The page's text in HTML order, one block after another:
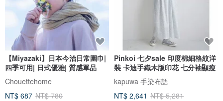
【Miyazaki】日本今治日常圍巾|
四季可用| 日式優雅| 質感單品
Chouettehome
NT$ 687 NT$ 780
Pinkoi 七夕sale 印度棉細格紋洋
裝 卡迪手織木版印花 七分袖顯瘦
kapuwa 手染布語
NT$ 2,641 NT$ 5,281